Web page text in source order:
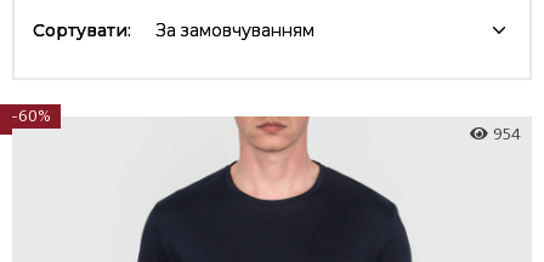
Сортувати:
За замовчуванням
-60%
954